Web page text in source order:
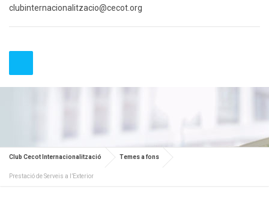
clubinternacionalitzacio@cecot.org
Club Cecot Internacionalització Temes a fons
Prestació de Serveis a l’Exterior